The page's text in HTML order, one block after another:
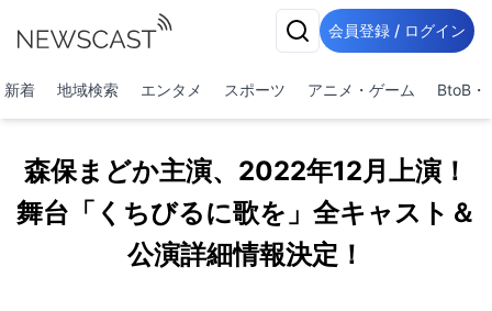
会員登録 / ログイン
新着 地域検索 エンタメ スポーツ アニメ・ゲーム BtoB・
森保まどか主演、2022年12月上演！
舞台「くちびるに歌を」全キャスト＆
公演詳細情報決定！